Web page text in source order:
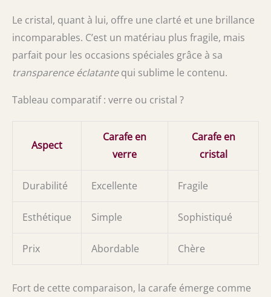
Le cristal, quant à lui, offre une clarté et une brillance
incomparables. C’est un matériau plus fragile, mais
parfait pour les occasions spéciales grâce à sa
transparence éclatantequi sublime le contenu.
Tableau comparatif : verre ou cristal ?
Aspect
Carafe en
verre
Carafe en
cristal
Durabilité Excellente Fragile
Esthétique Simple Sophistiqué
Prix Abordable Chère
Fort de cette comparaison, la carafe émerge comme